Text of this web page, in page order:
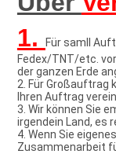
1.
Für samll
Fedex/TNT/etc.
der ganzen Erde
2. Für Großauftrag
Ihren Auftrag
3. Wir können Sie
irgendein Land, es
4. Wenn Sie
Zusammenarbeit